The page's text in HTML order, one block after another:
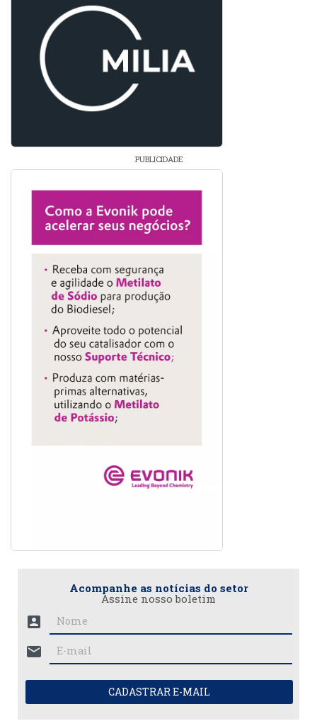
PUBLICIDADE
Acompanhe as notícias do setor
Assine nosso boletim
account_box
mail
CADASTRAR E-MAIL